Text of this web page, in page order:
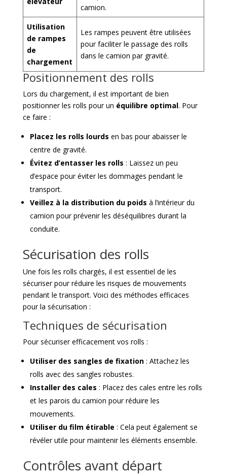
camion.
Utilisation
de rampes
de
chargement
Les rampes peuvent être utilisées
pour faciliter le passage des rolls
dans le camion par gravité.
Positionnement des rolls
Lors du chargement, il est important de bien
positionner les rolls pour un équilibre optimal. Pour
ce faire :
Placez les rolls lourds en bas pour abaisser le
centre de gravité.
Évitez d’entasser les rolls : Laissez un peu
d’espace pour éviter les dommages pendant le
transport.
Veillez à la distribution du poids à l’intérieur du
camion pour prévenir les déséquilibres durant la
conduite.
Sécurisation des rolls
Une fois les rolls chargés, il est essentiel de les
sécuriser pour réduire les risques de mouvements
pendant le transport. Voici des méthodes efficaces
pour la sécurisation :
Techniques de sécurisation
Pour sécuriser efficacement vos rolls :
Utiliser des sangles de fixation: Attachez les
rolls avec des sangles robustes.
Installer des cales : Placez des cales entre les rolls
et les parois du camion pour réduire les
mouvements.
Utiliser du film étirable : Cela peut également se
révéler utile pour maintenir les éléments ensemble.
Contrôles avant départ